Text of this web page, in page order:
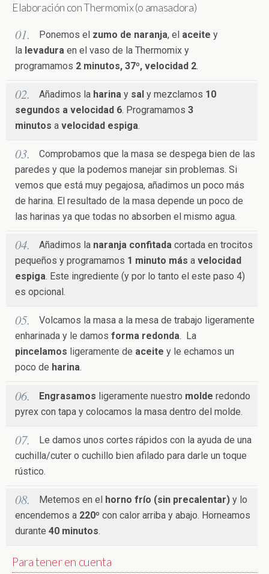
Elaboración con Thermomix (o amasadora)
Ponemos el zumo de naranja, el aceite y
la levadura en el vaso de la Thermomix y
programamos 2 minutos, 37º, velocidad 2.
Añadimos la harina y sal y mezclamos 10
segundos a velocidad 6. Programamos 3
minutos a velocidad espiga.
Comprobamos que la masa se despega bien de las
paredes y que la podemos manejar sin problemas. Si
vemos que está muy pegajosa, añadimos un poco más
de harina. El resultado de la masa depende un poco de
las harinas ya que todas no absorben el mismo agua.
Añadimos la naranja confitada cortada en trocitos
pequeños y programamos 1 minuto más a velocidad
espiga. Este ingrediente (y por lo tanto el este paso 4)
es opcional.
Volcamos la masa a la mesa de trabajo ligeramente
enharinada y le damos forma redonda. La
pincelamos ligeramente de aceite y le echamos un
poco de harina.
Engrasamos ligeramente nuestro molde redondo
pyrex con tapa y colocamos la masa dentro del molde.
Le damos unos cortes rápidos con la ayuda de una
cuchilla/cuter o cuchillo bien afilado para darle un toque
rústico.
Metemos en el horno frío (sin precalentar) y lo
encendemos a 220º con calor arriba y abajo. Horneamos
durante 40 minutos.
Para tener en cuenta